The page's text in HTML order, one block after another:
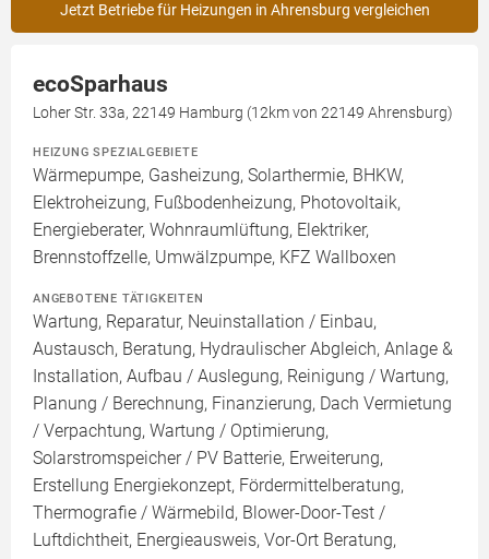
Jetzt Betriebe für Heizungen in Ahrensburg vergleichen
ecoSparhaus
Loher Str. 33a, 22149 Hamburg (12km von 22149 Ahrensburg)
HEIZUNG SPEZIALGEBIETE
Wärmepumpe, Gasheizung, Solarthermie, BHKW,
Elektroheizung, Fußbodenheizung, Photovoltaik,
Energieberater, Wohnraumlüftung, Elektriker,
Brennstoffzelle, Umwälzpumpe, KFZ Wallboxen
ANGEBOTENE TÄTIGKEITEN
Wartung, Reparatur, Neuinstallation / Einbau,
Austausch, Beratung, Hydraulischer Abgleich, Anlage &
Installation, Aufbau / Auslegung, Reinigung / Wartung,
Planung / Berechnung, Finanzierung, Dach Vermietung
/ Verpachtung, Wartung / Optimierung,
Solarstromspeicher / PV Batterie, Erweiterung,
Erstellung Energiekonzept, Fördermittelberatung,
Thermografie / Wärmebild, Blower-Door-Test /
Luftdichtheit, Energieausweis, Vor-Ort Beratung,